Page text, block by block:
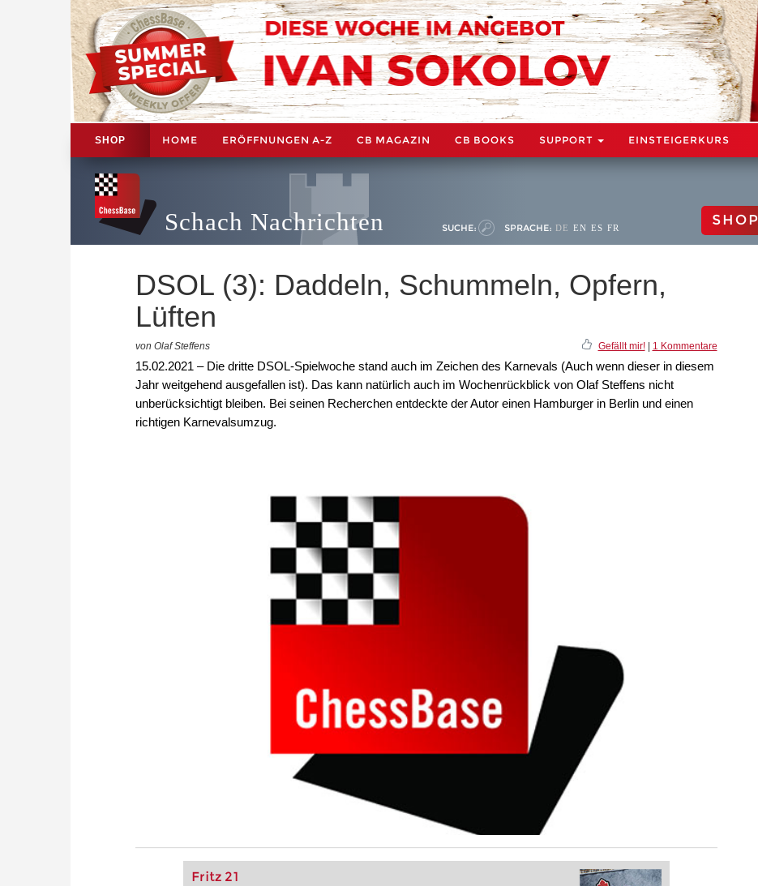
SHOP HOME ERÖFFNUNGEN A-Z CB MAGAZIN CB BOOKS SUPPORT EINSTEIGERKURS
Schach Nachrichten SUCHE: SPRACHE: DE EN ES FR SHOP
DSOL (3): Daddeln, Schummeln, Opfern,
Lüften
von Olaf Steffens Gefällt mir!| 1 Kommentare
15.02.2021 – Die dritte DSOL-Spielwoche stand auch im Zeichen des Karnevals (Auch wenn dieser in diesem
Jahr weitgehend ausgefallen ist). Das kann natürlich auch im Wochenrückblick von Olaf Steffens nicht
unberücksichtigt bleiben. Bei seinen Recherchen entdeckte der Autor einen Hamburger in Berlin und einen
richtigen Karnevalsumzug.
Fritz 21